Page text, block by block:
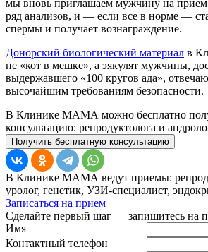
мы вновь приглашаем мужчину на
ряд анализов, и — если все в норме —
спермы и получает вознаграждение.
Донорский биологический материал в
не «кот в мешке», а эякулят мужчины,
выдержавшего «100 кругов ада»,
высочайшим требованиям безопасности.
В Клинике МАМА можно бесплатно
консультацию: репродуктолога и
Получить бесплатную консультацию
В Клинике МАМА ведут приемы:
уролог, генетик, УЗИ-специалист,
Записаться на прием
Сделайте первый шаг — запишитесь на
Имя
Контактный телефон